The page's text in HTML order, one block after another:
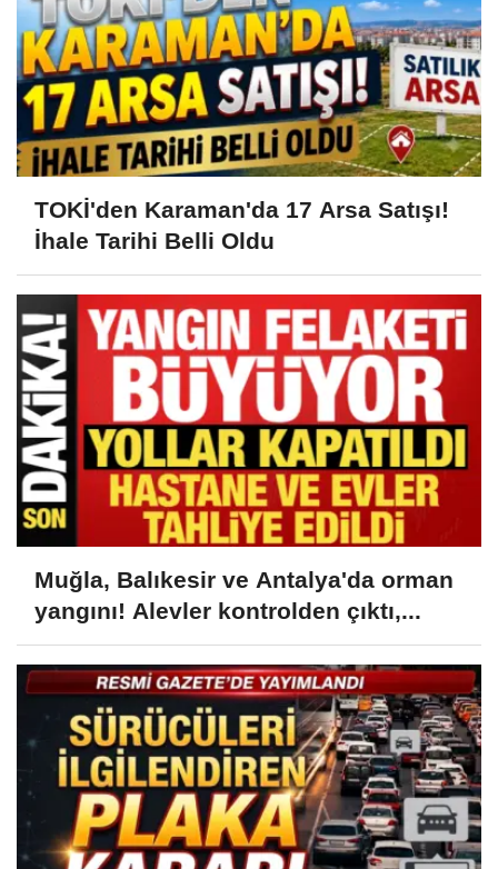
TOKİ'den Karaman'da 17 Arsa Satışı!
İhale Tarihi Belli Oldu
Muğla, Balıkesir ve Antalya'da orman
yangını! Alevler kontrolden çıktı,...